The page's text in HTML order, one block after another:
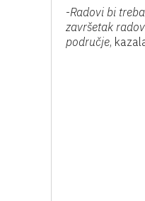
-Radovi bi
završetak
područje,